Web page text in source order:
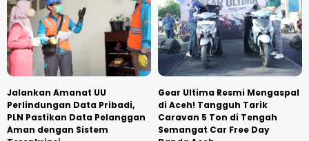
Jalankan Amanat UU
Perlindungan Data Pribadi,
PLN Pastikan Data Pelanggan
Aman dengan Sistem
Gear Ultima Resmi Mengaspal
di Aceh! Tangguh Tarik
Caravan 5 Ton di Tengah
Semangat Car Free Day